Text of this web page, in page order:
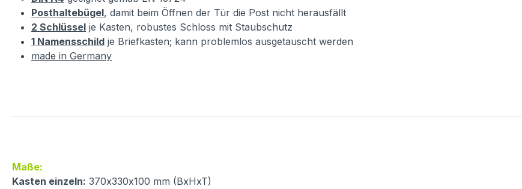
Posthaltebügel, damit beim Öffnen der Tür die Post nicht herausfällt
2 Schlüssel je Kasten, robustes Schloss mit Staubschutz
1 Namensschild je Briefkasten; kann problemlos ausgetauscht werden
made in Germany
Maße:
Kasten einzeln: 370x330x100 mm (BxHxT)